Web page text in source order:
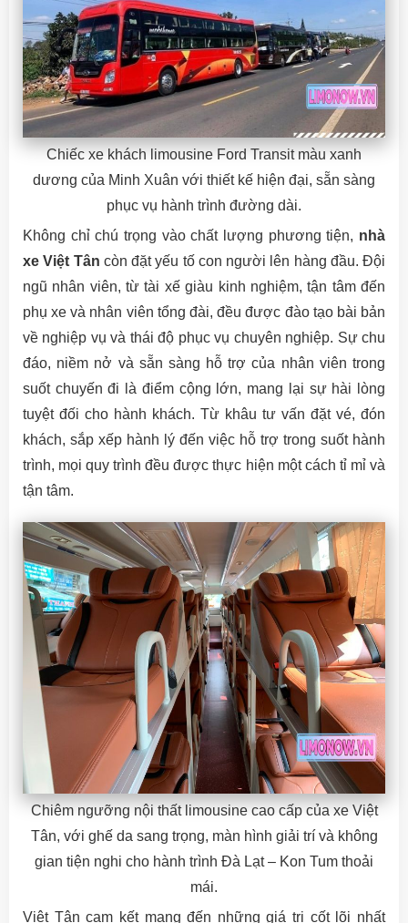
Chiếc xe khách limousine Ford Transit màu xanh
dương của Minh Xuân với thiết kế hiện đại, sẵn sàng
phục vụ hành trình đường dài.
Không chỉ chú trọng vào chất lượng phương tiện, nhà
xe Việt Tân còn đặt yếu tố con người lên hàng đầu. Đội
ngũ nhân viên, từ tài xế giàu kinh nghiệm, tận tâm đến
phụ xe và nhân viên tổng đài, đều được đào tạo bài bản
về nghiệp vụ và thái độ phục vụ chuyên nghiệp. Sự chu
đáo, niềm nở và sẵn sàng hỗ trợ của nhân viên trong
suốt chuyến đi là điểm cộng lớn, mang lại sự hài lòng
tuyệt đối cho hành khách. Từ khâu tư vấn đặt vé, đón
khách, sắp xếp hành lý đến việc hỗ trợ trong suốt hành
trình, mọi quy trình đều được thực hiện một cách tỉ mỉ và
tận tâm.
Chiêm ngưỡng nội thất limousine cao cấp của xe Việt
Tân, với ghế da sang trọng, màn hình giải trí và không
gian tiện nghi cho hành trình Đà Lạt – Kon Tum thoải
mái.
Việt Tân cam kết mang đến những giá trị cốt lõi nhất